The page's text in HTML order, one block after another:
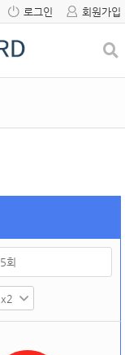
로그인 회원가입
5회